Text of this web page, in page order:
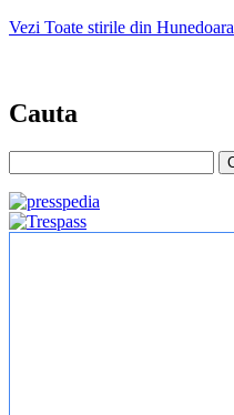
Vezi Toate stirile din Hunedoara
Cauta